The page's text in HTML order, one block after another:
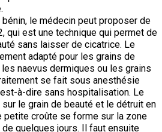
le médecin peut proposer de
qui est une technique qui permet de
sans laisser de cicatrice. Le
adapté pour les grains de
naevus dermiques ou les grains
se fait sous anesthésie
à-dire sans hospitalisation. Le
le grain de beauté et le détruit en
petite croûte se forme sur la zone
quelques jours. Il faut ensuite